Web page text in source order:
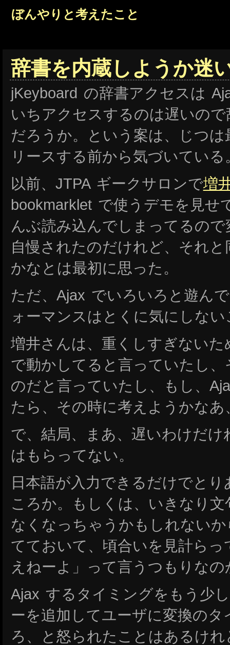
ぼんやりと考えたこと
辞書を内蔵しようか迷
jKeyboard の辞書アクセスは
いちアクセスするのは遅いの
だろうか。という案は、じつ
リースする前から気づいている
以前、JTPA ギークサロンで増
bookmarklet で使うデモを見せ
んぶ読み込んでしまってるの
自慢されたのだけれど、それ
かなとは最初に思った。
ただ、Ajax でいろいろと遊ん
ォーマンスはとくに気にしな
増井さんは、重くしすぎない
で動かしてると言っていたし
のだと言っていたし、もし、
たら、その時に考えようかなあ
で、結局、まあ、遅いわけだ
はもらってない。
日本語が入力できるだけでと
ころか。もしくは、いきなり
なくなっちゃうかもしれない
てておいて、頃合いを見計ら
えねーよ」って言うつもりな
Ajax するタイミングをもう少
ーを追加してユーザに変換の
ろ、と怒られたことはあるけ